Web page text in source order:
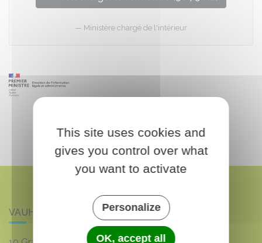
Ministère chargé de l'intérieur
VAUHALLAN
This site uses cookies and
gives you control over what
you want to activate
Personalize
OK, accept all